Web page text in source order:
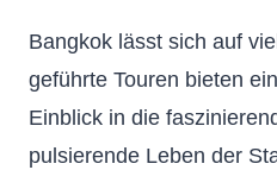
Bangkok lässt sich auf
geführte Touren bieten
Einblick in die
pulsierende Leben der